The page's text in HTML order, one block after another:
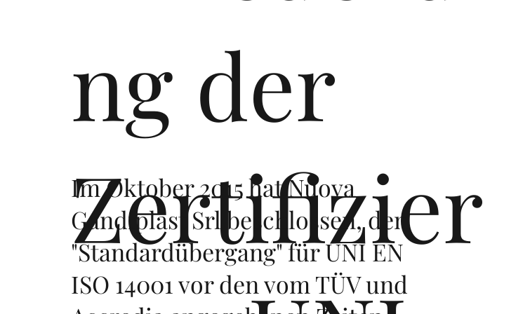
ng der
Zertifizier
Im Oktober 2015 hat Nuova
Gandiplast Srl beschlossen, den
"Standardübergang" für UNI EN
ISO 14001 vor den vom TÜV und